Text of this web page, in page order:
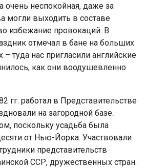
очень неспокойная, даже за
могли выходить в составе
избежание провокаций. В
отмечал в бане на больших
– туда нас пригласили английские
как они воодушевленно
гг. работал в Представительстве
на загородной базе.
поскольку усадьба была
от Нью-Йорка. Участвовали
представительств
ССР, дружественных стран.